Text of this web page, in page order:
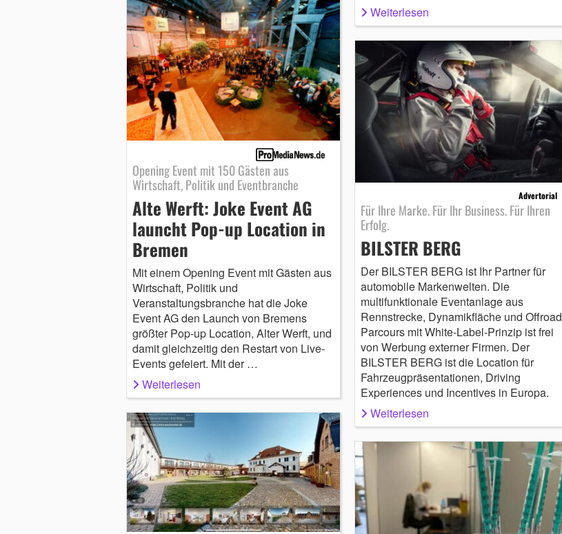
Opening Event mit 150 Gästen aus
Wirtschaft, Politik und Eventbranche
Alte Werft: Joke Event AG
launcht Pop-up Location in
Bremen
Mit einem Opening Event mit Gästen aus
Wirtschaft, Politik und
Veranstaltungsbranche hat die Joke
Event AG den Launch von Bremens
größter Pop-up Location, Alter Werft, und
damit gleichzeitig den Restart von Live-
Events gefeiert. Mit der …
Weiterlesen
Weiterlesen
Advertorial
Für Ihre Marke. Für Ihr Business. Für Ihren
Erfolg.
BILSTER BERG
Der BILSTER BERG ist Ihr Partner für
automobile Markenwelten. Die
multifunktionale Eventanlage aus
Rennstrecke, Dynamikfläche und Offroad
Parcours mit White-Label-Prinzip ist frei
von Werbung externer Firmen. Der
BILSTER BERG ist die Location für
Fahrzeugpräsentationen, Driving
Experiences und Incentives in Europa.
Weiterlesen